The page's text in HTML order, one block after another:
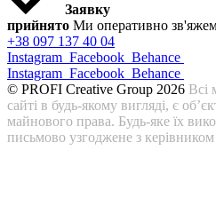
Заявку
прийнято Ми оперативно
+38 097 137 40 04
Instagram Facebook Behance
Instagram Facebook Behance
© PROFI Creative Group 2026 Всі
сайті в будь-якому вигляді, є
майнового права. Будь-яке їх
письмово узгоджене з